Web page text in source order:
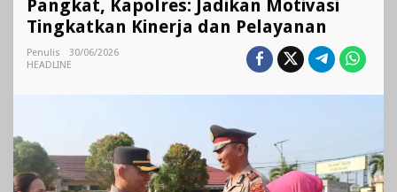
Naik
Pangkat,
Tingkatkan
Pelayanan
Pangkat, Kapolres: Jadikan Motivasi
Tingkatkan Kinerja dan Pelayanan
Penulis
30/06/2026
HEADLINE